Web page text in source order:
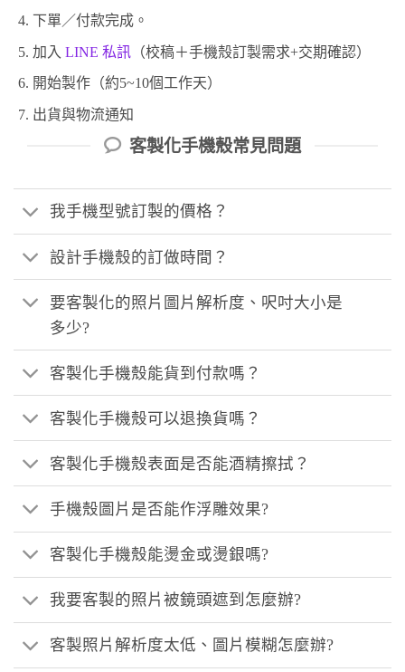
下單／付款完成。
加入 LINE 私訊（校稿＋手機殼訂製需求+交期確認）
開始製作（約5~10個工作天）
出貨與物流通知
客製化手機殼常見問題
我手機型號訂製的價格？
設計手機殼的訂做時間？
要客製化的照片圖片解析度、呎吋大小是
多少?
客製化手機殼能貨到付款嗎？
客製化手機殼可以退換貨嗎？
客製化手機殼表面是否能酒精擦拭？
手機殼圖片是否能作浮雕效果?
客製化手機殼能燙金或燙銀嗎?
我要客製的照片被鏡頭遮到怎麼辦?
客製照片解析度太低、圖片模糊怎麼辦?